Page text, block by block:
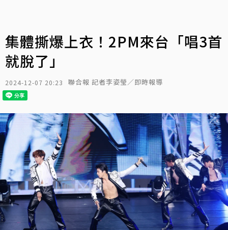
集體撕爆上衣！2PM來台「唱3首
就脫了」
2024-12-07 20:23 聯合報 記者李姿瑩／即時報導